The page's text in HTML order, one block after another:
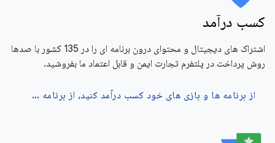
کسب درآمد
اشتراک های دیجیتال و محتوای درون برنامه ای را در 135 کشور با صدها
روش پرداخت در پلتفرم تجارت ایمن و قابل اعتماد ما بفروشید.
از برنامه ها و بازی های خود کسب درآمد کنید، از برنامه ها و بازی های خود کسب درآمد کنید